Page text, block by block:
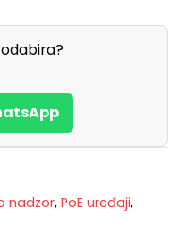
nadzor, PoE uređaji,